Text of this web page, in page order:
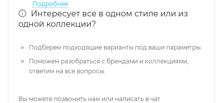
Подробнее
Интересует все в одном стиле или из
одной коллекции?
Подберем подходящие варианты под ваши параметры.
Поможем разобраться с брендами и коллекциями,
ответим на все вопросы.
Вы можете позвонить нам или написать в чат